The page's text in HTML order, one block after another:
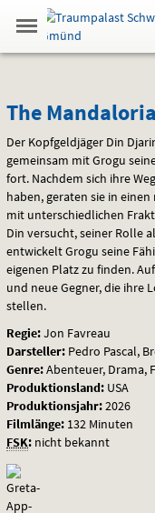
Springe
zum
,zum
.
Navigation
Menü
Gehe
zur
Standortauswahl
Hinweis
The
and
Grogu
The
Der Kopfgeldjäger Din
gemeinsam mit Grogu
fort. Nachdem sich ihre
haben, geraten sie in
mit unterschiedlichen
Din versucht, seiner Rolle
entwickelt Grogu seine
eigenen Platz zu finden.
und neue Gegner, die ihre
stellen.
Regie:Jon Favreau
Darsteller: Pedro Pascal,
Genre:Abenteuer, Drama,
Produktionsland: USA
Produktionsjahr:2026
Filmlänge: 132 Minuten
FSK: nicht bekannt